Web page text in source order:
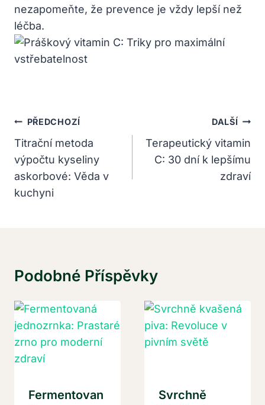
‌nezapomeňte,‌ že prevence je vždy‌ lepší než
léčba.
Navigace
Pro
Příspěvek
PŘEDCHOZÍ
Titrační metoda
výpočtu kyseliny
askorbové: Věda v
kuchyni
DALŠÍ
Terapeutický vitamin
C: 30 dní k lepšímu
zdraví
Podobné Příspěvky
Fermentovan
Svrchně